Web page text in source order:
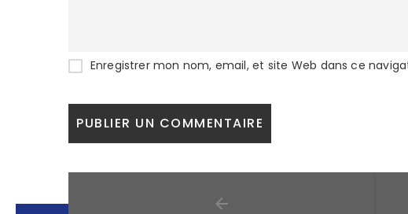
Enregistrer mon nom, email, et site Web dans ce